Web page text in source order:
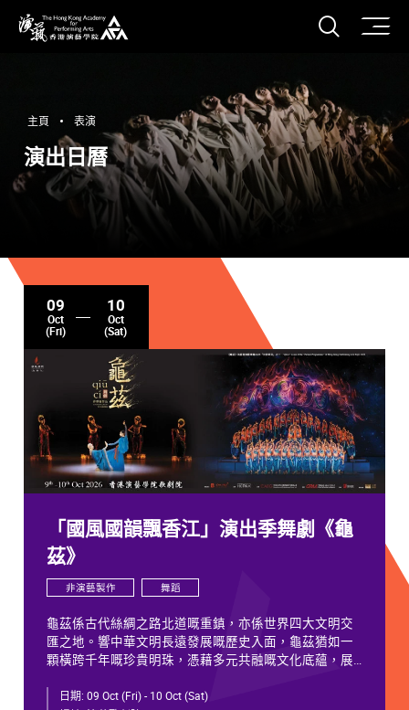
打開
主頁 表演
演出日曆
09
Oct
(Fri)
10
Oct
(Sat)
「國風國韻飄香江」演出季舞劇《龜
茲》
非演藝製作 舞蹈
龜茲係古代絲綢之路北道嘅重鎮，亦係世界四大文明交
匯之地。響中華文明長遠發展嘅歷史入面，龜茲猶如一
顆橫跨千年嘅珍貴明珠，憑藉多元共融嘅文化底蘊，展
日期: 09 Oct (Fri) - 10 Oct (Sat)